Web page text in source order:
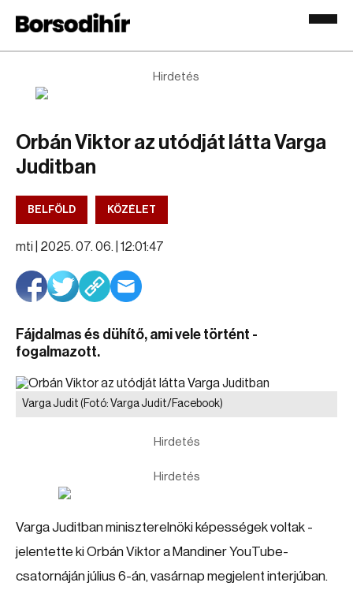
Hirdetés
Orbán Viktor az utódját látta Varga
Juditban
BELFÖLD KÖZÉLET
mti | 2025. 07. 06. | 12:01:47
Fájdalmas és dühítő, ami vele történt -
fogalmazott.
Varga Judit (Fotó: Varga Judit/Facebook)
Hirdetés
Hirdetés
Varga Juditban miniszterelnöki képességek voltak -
jelentette ki Orbán Viktor a Mandiner YouTube-
csatornáján július 6-án, vasárnap megjelent interjúban.